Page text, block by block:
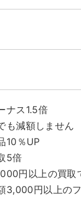
ナス1.5倍
も減額しません
10％UP
5倍
円以上の買取
3,000円以上の